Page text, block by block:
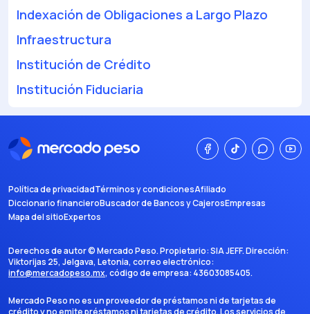
Indexación de Obligaciones a Largo Plazo
Infraestructura
Institución de Crédito
Institución Fiduciaria
Política de privacidadTérminos y condicionesAfiliado
Diccionario financieroBuscador de Bancos y CajerosEmpresas
Mapa del sitioExpertos
Derechos de autor ©Mercado Peso. Propietario:SIA JEFF. Dirección:
Viktorijas 25, Jelgava, Letonia, correo electrónico:
info@mercadopeso.mx, código de empresa: 43603085405.
Mercado Peso no es un proveedor de préstamos ni de tarjetas de
crédito y no emite préstamos ni tarjetas de crédito. Los servicios de